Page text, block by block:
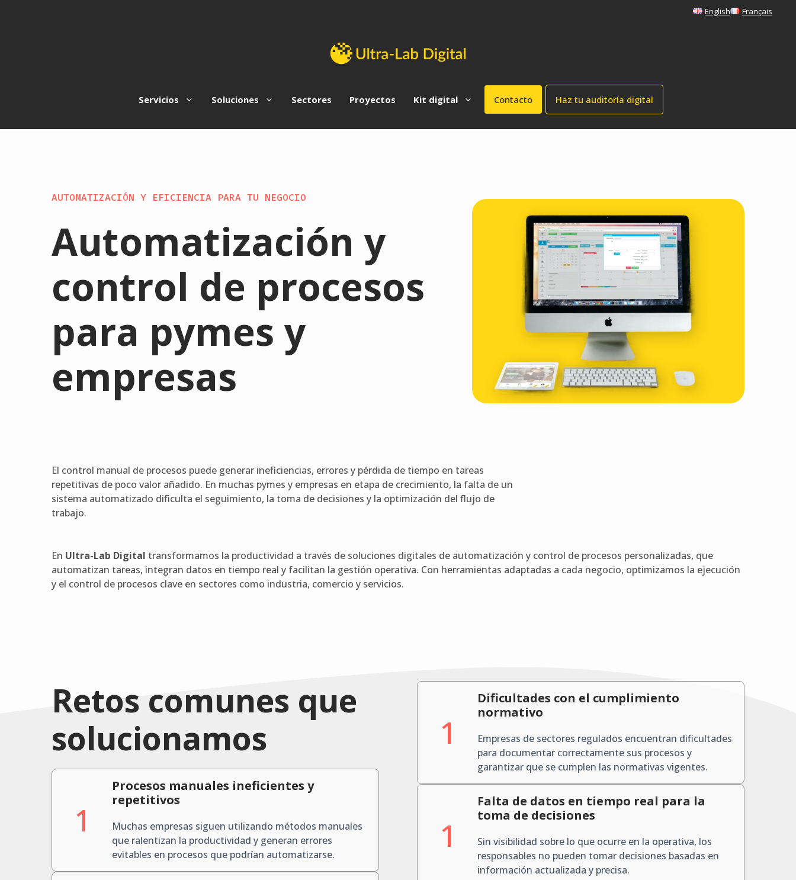
English Français
Servicios Soluciones Sectores Proyectos Kit digital Contacto Haz tu auditoría digital
Automatización y
control de procesos
para pymes y
empresas
AUTOMATIZACIÓN Y EFICIENCIA PARA TU NEGOCIO
El control manual de procesos puede generar ineficiencias, errores y pérdida de tiempo en tareas
repetitivas de poco valor añadido. En muchas pymes y empresas en etapa de crecimiento, la falta de un
sistema automatizado dificulta el seguimiento, la toma de decisiones y la optimización del flujo de
trabajo.
En Ultra-Lab Digital transformamos la productividad a través de soluciones digitales de automatización y control de procesos personalizadas, que
automatizan tareas, integran datos en tiempo real y facilitan la gestión operativa. Con herramientas adaptadas a cada negocio, optimizamos la ejecución
y el control de procesos clave en sectores como industria, comercio y servicios.
Retos comunes que
solucionamos
1
Procesos manuales ineficientes y
repetitivos
Muchas empresas siguen utilizando métodos manuales
que ralentizan la productividad y generan errores
evitables en procesos que podrían automatizarse.
1
Dificultades con el cumplimiento
normativo
Empresas de sectores regulados encuentran dificultades
para documentar correctamente sus procesos y
garantizar que se cumplen las normativas vigentes.
1
Falta de datos en tiempo real para la
toma de decisiones
Sin visibilidad sobre lo que ocurre en la operativa, los
responsables no pueden tomar decisiones basadas en
información actualizada y precisa.